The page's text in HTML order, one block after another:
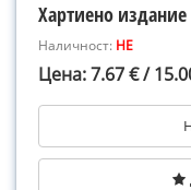
Хартиено издание
Наличност: НЕ
Цена: 7.67 € /